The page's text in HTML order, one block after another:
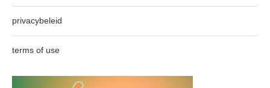
privacybeleid
terms of use